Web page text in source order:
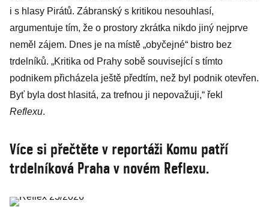
i s hlasy Pirátů. Zábranský s kritikou nesouhlasí,
argumentuje tím, že o prostory zkrátka nikdo jiný nejprve
neměl zájem. Dnes je na místě „obyčejné“ bistro bez
trdelníků. „Kritika od Prahy sobě související s tímto
podnikem přicházela ještě předtím, než byl podnik otevřen.
Byť byla dost hlasitá, za trefnou ji nepovažuji,“ řekl
Reflexu.
Více si přečtěte v reportáži Komu patří
trdelníková Praha v novém Reflexu.